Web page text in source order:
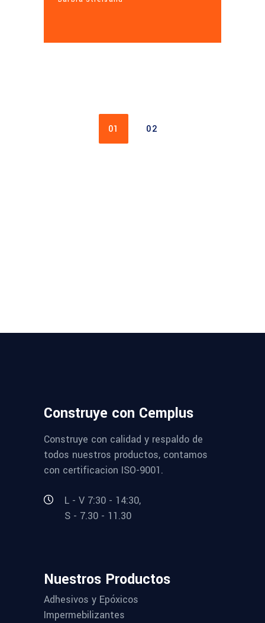
01 02
Construye con Cemplus
Construye con calidad y respaldo de
todos nuestros productos, contamos
con certificacion ISO-9001.
L - V 7:30 - 14:30,
S - 7.30 - 11.30
Nuestros Productos
Adhesivos y Epóxicos
Impermebilizantes